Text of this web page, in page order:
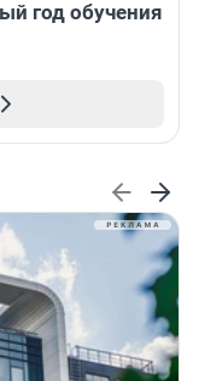
год обучения